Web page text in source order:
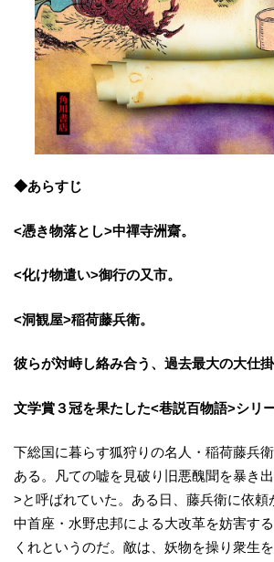
◆あらすじ
<憑き物落とし>中禪寺洲齋。
<化け物遣い>御行の又市。
<洞観屋>稲荷藤兵衛。
彼らが対峙し絡み合う、過去最大の大仕
文学賞３冠を果たした<巷説百物語>シリ
下総国に暮らす狐狩りの名人・稲荷藤兵
ある。凡ての嘘を見破り旧悪醜聞を暴き
>と呼ばれていた。ある日、藤兵衛に依頼
中首座・水野忠邦による大改革を妨害す
くれというのだ。敵は、妖物を操り衆生